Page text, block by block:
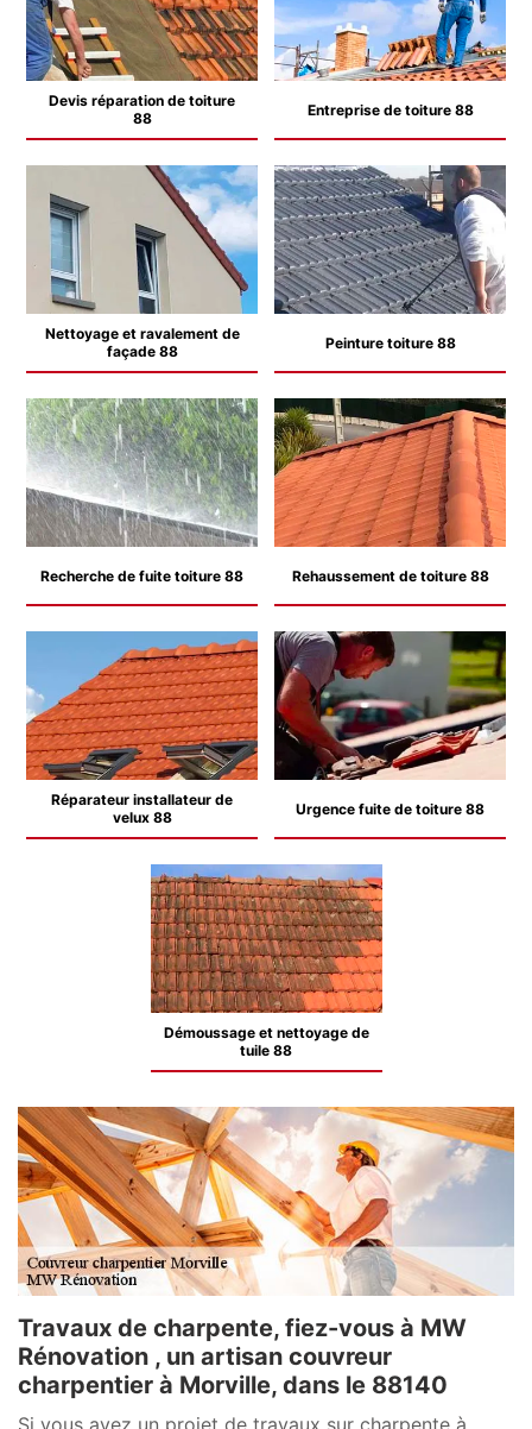
Devis réparation de toiture
88
Entreprise de toiture 88
Nettoyage et ravalement de
façade 88
Peinture toiture 88
Recherche de fuite toiture 88 Rehaussement de toiture 88
Réparateur installateur de
velux 88
Urgence fuite de toiture 88
Démoussage et nettoyage de
tuile 88
Travaux de charpente, fiez-vous à MW
Rénovation , un artisan couvreur
charpentier à Morville, dans le 88140
Si vous avez un projet de travaux sur charpente à